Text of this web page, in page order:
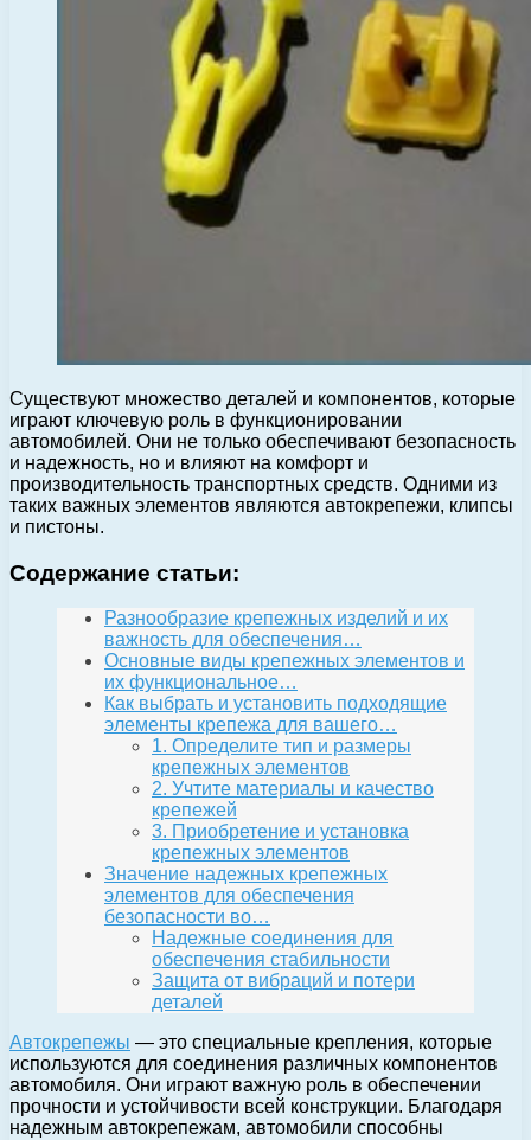
Существуют множество деталей и компонентов, которые
играют ключевую роль в функционировании
автомобилей. Они не только обеспечивают безопасность
и надежность, но и влияют на комфорт и
производительность транспортных средств. Одними из
таких важных элементов являются автокрепежи, клипсы
и пистоны.
Содержание статьи:
Разнообразие крепежных изделий и их
важность для обеспечения…
Основные виды крепежных элементов и
их функциональное…
Как выбрать и установить подходящие
элементы крепежа для вашего…
1. Определите тип и размеры
крепежных элементов
2. Учтите материалы и качество
крепежей
3. Приобретение и установка
крепежных элементов
Значение надежных крепежных
элементов для обеспечения
безопасности во…
Надежные соединения для
обеспечения стабильности
Защита от вибраций и потери
деталей
Автокрепежы — это специальные крепления, которые
используются для соединения различных компонентов
автомобиля. Они играют важную роль в обеспечении
прочности и устойчивости всей конструкции. Благодаря
надежным автокрепежам, автомобили способны